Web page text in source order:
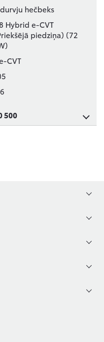
hečbeks
Hybrid e-CVT
piedziņa) (72
CVT
500